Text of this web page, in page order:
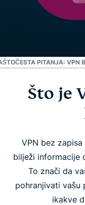
ČESTA PITANJA: VPN
Što je VPN bez
ExpressVPN:
Što prikuplja
Česta pitanja:
Što je
VPN bez
bilježi informacije
To znači da
pohranjivati vašu
ikakve